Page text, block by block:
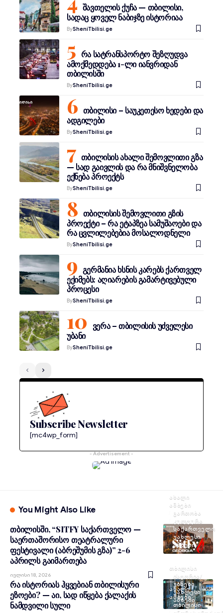
შავთელის ქუჩა — თბილისი,
სადაც ყოველ ნაბიჯზე ისტორიაა
BySheniTbilisi.ge
რა სატრანსპორტო შეზღუდვა
ამოქმედდება 1-ლი იანვრიდან
თბილისში
BySheniTbilisi.ge
თბილისი – საუკეთესო ხედები და
ადგილები
BySheniTbilisi.ge
თბილისის ახალი შემოვლითი გზა
— სად გაივლის და რა მნიშვნელობა
ექნება პროექტს
BySheniTbilisi.ge
თბილისის შემოვლითი გზის
პროექტი – რა ეტაპზეა სამუშაოები და
რა ცვლილებებია მოსალოდნელი
BySheniTbilisi.ge
გერმანია ხსნის კარებს ქართველ
ექიმებს: აღიარების გამარტივებული
პროცესი
BySheniTbilisi.ge
ვერა – თბილისის უძველესი
უბანი
BySheniTbilisi.ge
Subscribe Newsletter
[mc4wp_form]
- Advertisement -
You Might Also Like
ᲐᲮᲐᲚᲘ
ᲐᲛᲑᲔᲑᲘ
ᲒᲐᲠᲗᲝᲑᲐ
ᲙᲣᲚᲢᲣᲠᲐ
ᲡᲐᲥᲐᲠᲗᲕᲔᲚᲝ
ᲣᲐᲮᲚᲔᲡᲘ
ᲐᲛᲑᲔᲑᲘ
თბილისში, “SITFY საქართველო —
საერთაშორისო თეატრალური
ფესტივალი (აბრეშუმის გზა)” 2-6
აპრილს გაიმართება
Ივლისი 18, 2026
ᲗᲑᲘᲚᲘᲡᲘ
ᲘᲡᲢᲝᲠᲘᲐ/
ᲣᲑᲜᲔᲑᲘ
ᲣᲐᲮᲚᲔᲡᲘ
ᲐᲛᲑᲔᲑᲘ
რა ისტორიას ჰყვებიან თბილისური
ეზოები? — აი, სად იწყება ქალაქის
ნამდვილი სული
ᲐᲮᲐᲚᲘ
ᲐᲛᲑᲔᲑᲘ
ᲗᲑᲘᲚᲘᲡᲘ